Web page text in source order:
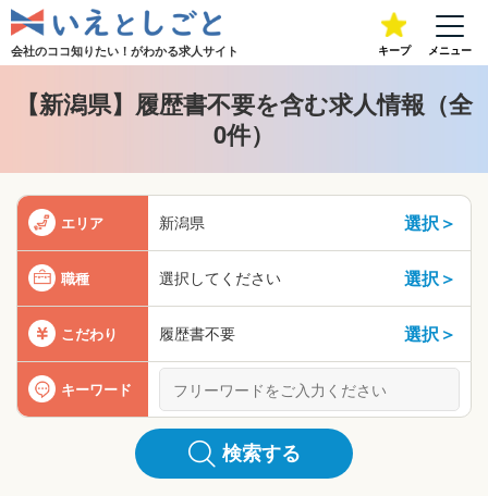
会社のココ知りたい！がわかる求人サイト キープ メニュー
【新潟県】履歴書不要を含む求人情報（全
0件）
エリア 新潟県 選択＞
職種 選択してください 選択＞
こだわり 履歴書不要 選択＞
キーワード
検索する